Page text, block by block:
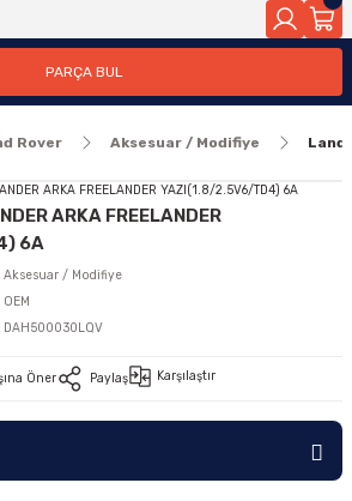
PARÇA BUL
Rover Aksesuar / Modifiye Land
ARKA FREELANDER
6A
Aksesuar / Modifiye
OEM
DAH500030LQV
Öner Paylaş Karşılaştır